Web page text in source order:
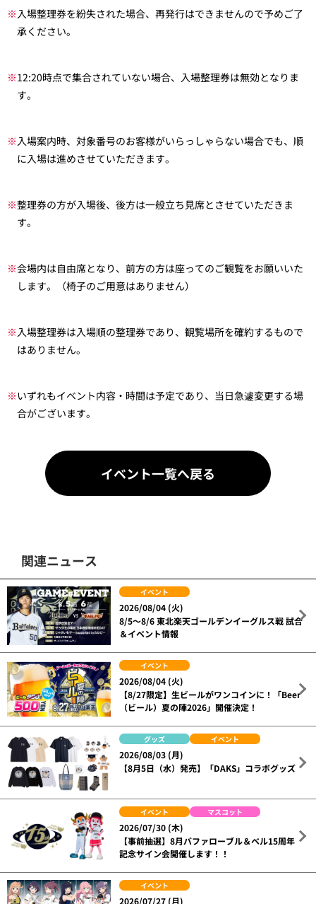
※入場整理券を紛失された場合、再発行はできませんので予めご了
承ください。
※12:20時点で集合されていない場合、入場整理券は無効となりま
す。
※入場案内時、対象番号のお客様がいらっしゃらない場合でも、順
に入場は進めさせていただきます。
※整理券の方が入場後、後方は一般立ち見席とさせていただきま
す。
※会場内は自由席となり、前方の方は座ってのご観覧をお願いいた
します。（椅子のご用意はありません）
※入場整理券は入場順の整理券であり、観覧場所を確約するもので
はありません。
※いずれもイベント内容・時間は予定であり、当日急遽変更する場
合がございます。
イベント一覧へ戻る
関連ニュース
イベント
2026/08/04 (火)
8/5～8/6 東北楽天ゴールデンイーグルス戦 試合
＆イベント情報
イベント
2026/08/04 (火)
【8/27限定】生ビールがワンコインに！「Beer
（ビール）夏の陣2026」開催決定！
グッズ イベント
2026/08/03 (月)
【8月5日（水）発売】「DAKS」コラボグッズ
イベント マスコット
2026/07/30 (木)
【事前抽選】8月バファローブル＆ベル15周年
記念サイン会開催します！！
イベント
2026/07/27 (月)